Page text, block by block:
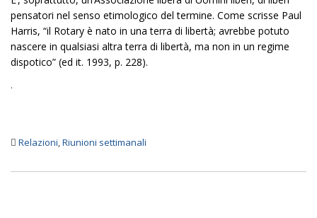
pensatori nel senso etimologico del termine. Come scrisse Paul
Harris, “il Rotary è nato in una terra di libertà; avrebbe potuto
nascere in qualsiasi altra terra di libertà, ma non in un regime
dispotico” (ed it. 1993, p. 228).
.
Relazioni,Riunioni settimanali